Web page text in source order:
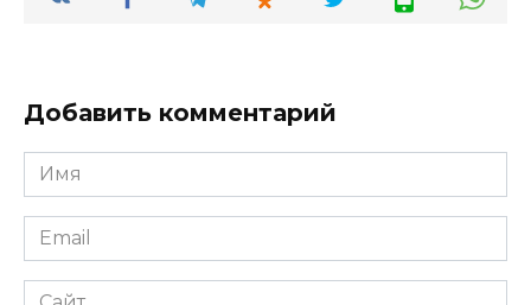
Добавить комментарий
Имя
*
Email
*
Сайт